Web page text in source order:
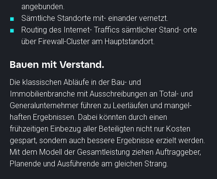
angebunden.
Sämtliche Standorte mit- einander vernetzt.
Routing des Internet- Traffics sämtlicher Stand- orte
über Firewall-Cluster am Hauptstandort.
Bauen mit Verstand.
Die klassischen Abläufe in der Bau- und
Immobilienbranche mit Ausschreibungen an Total- und
Generalunternehmer führen zu Leerläufen und mangel-
haften Ergebnissen. Dabei könnten durch einen
frühzeitigen Einbezug aller Beteiligten nicht nur Kosten
gespart, sondern auch bessere Ergebnisse erzielt werden.
Mit dem Modell der Gesamtleistung ziehen Auftraggeber,
Planende und Ausführende am gleichen Strang.